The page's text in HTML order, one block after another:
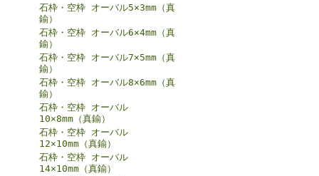
石枠・空枠 オーバル5×3mm（真
鍮）
石枠・空枠 オーバル6×4mm（真
鍮）
石枠・空枠 オーバル7×5mm（真
鍮）
石枠・空枠 オーバル8×6mm（真
鍮）
石枠・空枠 オーバル
10×8mm（真鍮）
石枠・空枠 オーバル
12×10mm（真鍮）
石枠・空枠 オーバル
14×10mm（真鍮）